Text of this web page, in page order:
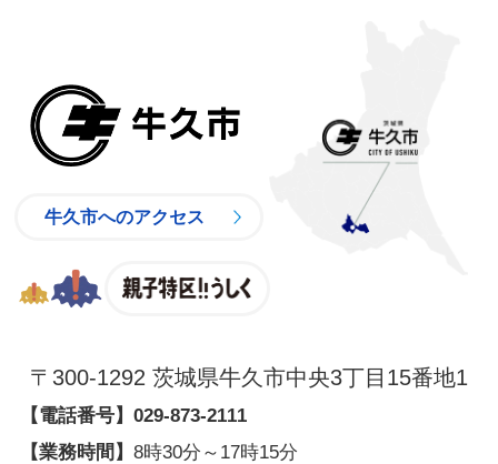
牛久市へのアクセス
〒300-1292 茨城県牛久市中央3丁目15番地1
【電話番号】 029-873-2111
【業務時間】 8時30分～17時15分